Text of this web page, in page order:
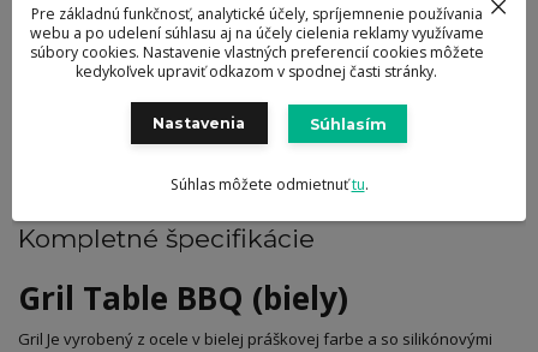
a dizajn výrobkov
Kompletné špecifikácie Hodnotenie 0
Kompletné špecifikácie
Gril Table BBQ (biely)
Gril Je vyrobený z ocele v bielej práškovej farbe a so silikónovými
Pre základnú funkčnosť, analytické účely, spríjemnenie používania
webu a po udelení súhlasu aj na účely cielenia reklamy využívame
súbory cookies. Nastavenie vlastných preferencií cookies môžete
kedykoľvek upraviť odkazom v spodnej časti stránky.
Nastavenia Súhlasím
Súhlas môžete odmietnuťtu.